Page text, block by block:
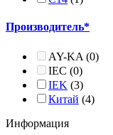
Производитель*
AY-KA (0)
IEC (0)
IEK (3)
Китай (4)
Информация